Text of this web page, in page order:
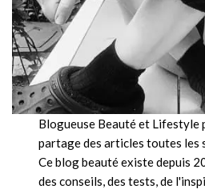
Blogueuse Beauté et Lifestyle
partage des articles toutes les
Ce blog beauté existe depuis
des conseils, des tests, de